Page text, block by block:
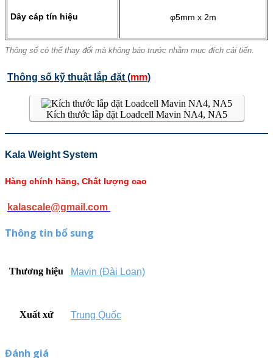
Dây cáp tín hiệu φ5mm x 2m
Thông số có thể thay đổi mà không báo trước nhằm mục đích cải tiến.
Thông số kỹ thuật lắp đặt (mm)
Kích thước lắp đặt Loadcell Mavin NA4, NA5
Kala Weight System
Hàng chính hãng, Chất lượng cao
kalascale@gmail.com
Thông tin bổ sung
Thương hiệu Mavin (Đài Loan)
Xuất xứ Trung Quốc
Đánh giá